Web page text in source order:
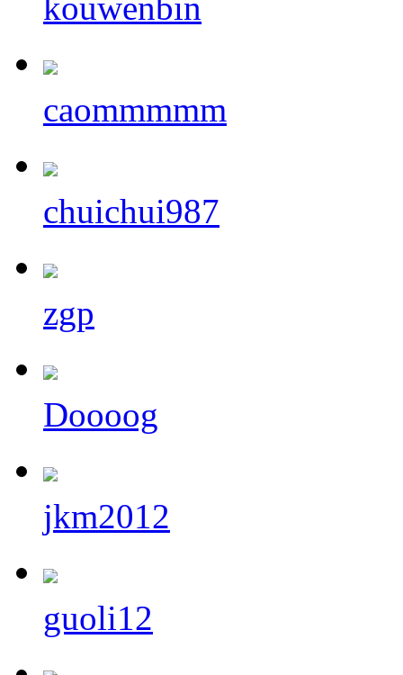
caommmmm
chuichui987
zgp
Doooog
jkm2012
guoli12